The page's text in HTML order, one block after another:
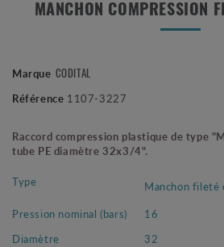
MANCHON COMPRESSION
Marque CODITAL
Référence 1107-3227
Raccord compression plastique de type
tube PE diamètre 32x3/4".
Type
Manchon fileté
Pression nominal (bars)
16
Diamètre
32